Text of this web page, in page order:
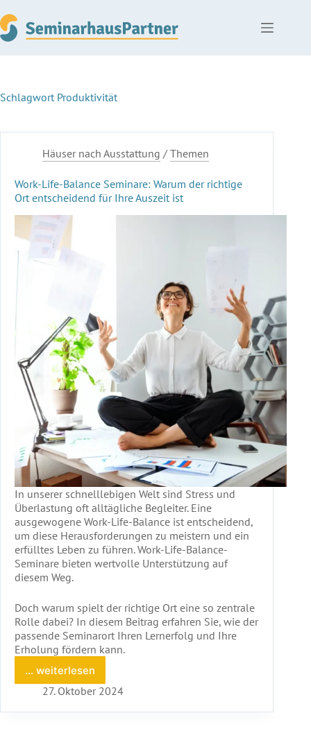
Inhalt
springen
SchlagwortProduktivität
Häuser nach Ausstattung / Themen
Work-Life-Balance Seminare: Warum der richtige
Ort entscheidend für Ihre Auszeit ist
In unserer schnelllebigen Welt sind Stress und
Überlastung oft alltägliche Begleiter. Eine
ausgewogene Work-Life-Balance ist entscheidend,
um diese Herausforderungen zu meistern und ein
erfülltes Leben zu führen. Work-Life-Balance-
Seminare bieten wertvolle Unterstützung auf
diesem Weg.
Doch warum spielt der richtige Ort eine so zentrale
Rolle dabei? In diesem Beitrag erfahren Sie, wie der
passende Seminarort Ihren Lernerfolg und Ihre
Erholung fördern kann.
... weiterlesen
Work-
Life-
Seminare:
27. Oktober 2024